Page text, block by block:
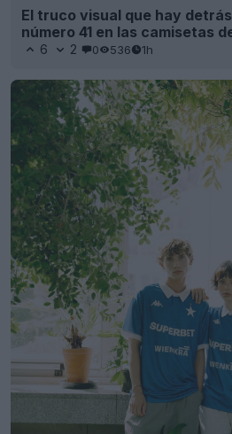
El truco visual que hay
número 41 en las camisetas
6 2 0 536 1h